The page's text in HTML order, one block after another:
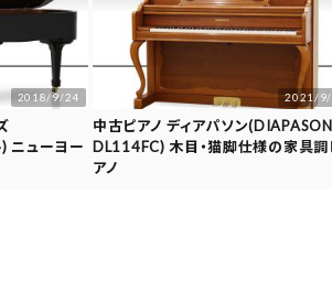
2018/9/24
ニューヨー
2021/
中古ピアノ ディアパソン(DIAPASON
DL114FC) 木目・猫脚仕様の家具調
アノ